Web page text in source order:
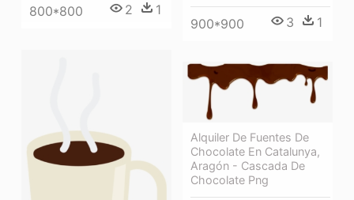
800*800 2 1
900*900 3 1
Alquiler De Fuentes De
Chocolate En Catalunya,
Aragón - Cascada De
Chocolate Png